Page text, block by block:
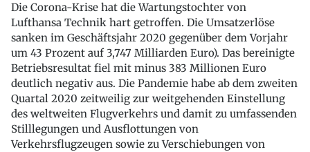
Die Corona-Krise hat die Wartungstochter von
Lufthansa Technik hart getroffen. Die Umsatzerlöse
sanken im Geschäftsjahr 2020 gegenüber dem Vorjahr
um 43 Prozent auf 3,747 Milliarden Euro). Das bereinigte
Betriebsresultat fiel mit minus 383 Millionen Euro
deutlich negativ aus. Die Pandemie habe ab dem zweiten
Quartal 2020 zeitweilig zur weitgehenden Einstellung
des weltweiten Flugverkehrs und damit zu umfassenden
Stilllegungen und Ausflottungen von
Verkehrsflugzeugen sowie zu Verschiebungen von